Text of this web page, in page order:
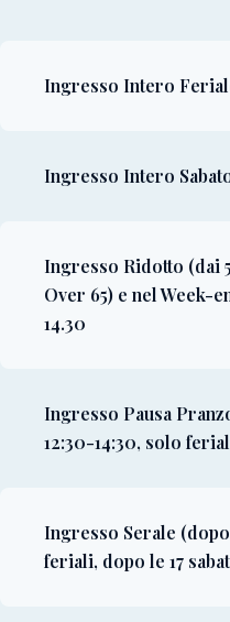
Ingresso Intero
Ingresso Intero
Ingresso Ridotto (dai
Over 65) e nel Week-
14.30
Ingresso Pausa
12:30-14:30, solo
Ingresso Serale
feriali, dopo le 17